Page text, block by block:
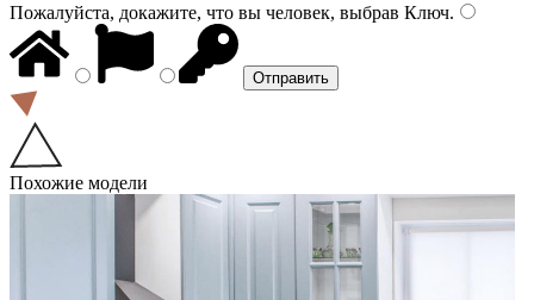
Пожалуйста, докажите, что вы человек, выбрав Ключ.
Похожие модели